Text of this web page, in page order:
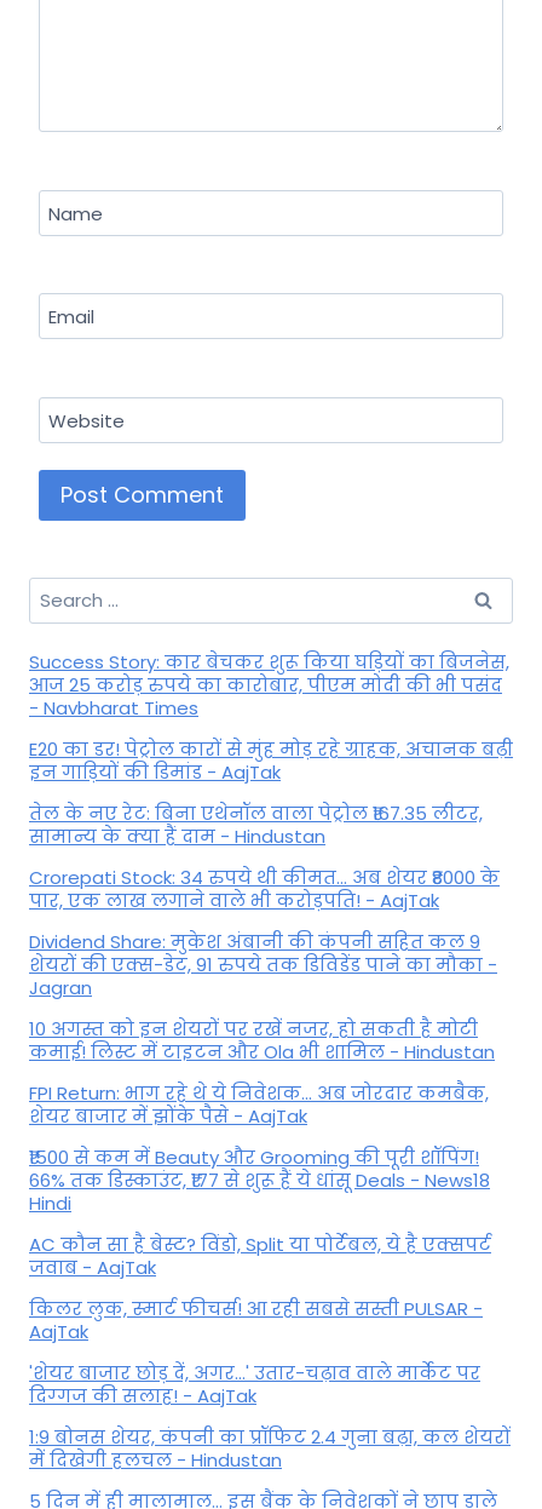
Name
Email
Website
Search
for:
Success Story: कार बेचकर शुरू किया घड़ियों का बिजनेस,
आज 25 करोड़ रुपये का कारोबार, पीएम मोदी की भी पसंद
- Navbharat Times
E20 का डर! पेट्रोल कारों से मुंह मोड़ रहे ग्राहक, अचानक बढ़ी
इन गाड़ियों की डिमांड - AajTak
तेल के नए रेट: बिना एथेनॉल वाला पेट्रोल ₹167.35 लीटर,
सामान्य के क्या हैं दाम - Hindustan
Crorepati Stock: 34 रुपये थी कीमत... अब शेयर ₹8000 के
पार, एक लाख लगाने वाले भी करोड़पति! - AajTak
Dividend Share: मुकेश अंबानी की कंपनी सहित कल 9
शेयरों की एक्स-डेट, 91 रुपये तक डिविडेंड पाने का मौका -
Jagran
10 अगस्त को इन शेयरों पर रखें नजर, हो सकती है मोटी
कमाई! लिस्ट में टाइटन और Ola भी शामिल - Hindustan
FPI Return: भाग रहे थे ये निवेशक... अब जोरदार कमबैक,
शेयर बाजार में झोंके पैसे - AajTak
₹1500 से कम में Beauty और Grooming की पूरी शॉपिंग!
66% तक डिस्काउंट, ₹177 से शुरू हैं ये धांसू Deals - News18
Hindi
AC कौन सा है बेस्ट? विंडो, Split या पोर्टेबल, ये है एक्सपर्ट
जवाब - AajTak
किलर लुक, स्मार्ट फीचर्स! आ रही सबसे सस्ती PULSAR -
AajTak
'शेयर बाजार छोड़ दें, अगर...' उतार-चढ़ाव वाले मार्केट पर
दिग्‍गज की सलाह! - AajTak
1:9 बोनस शेयर, कंपनी का प्रॉफिट 2.4 गुना बढ़ा, कल शेयरों
में दिखेगी हलचल - Hindustan
5 दिन में ही मालामाल... इस बैंक के निवेशकों ने छाप डाले